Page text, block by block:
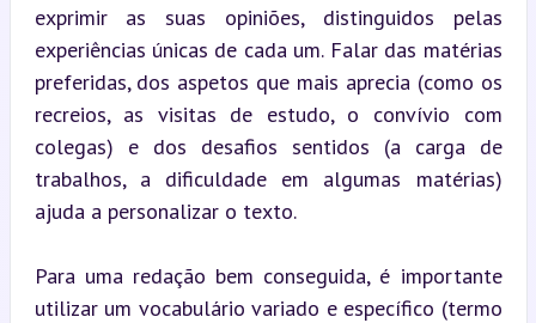
exprimir as suas opiniões, distinguidos pelas
experiências únicas de cada um. Falar das matérias
preferidas, dos aspetos que mais aprecia (como os
recreios, as visitas de estudo, o convívio com
colegas) e dos desafios sentidos (a carga de
trabalhos, a dificuldade em algumas matérias)
ajuda a personalizar o texto.
Para uma redação bem conseguida, é importante
utilizar um vocabulário variado e específico (termo